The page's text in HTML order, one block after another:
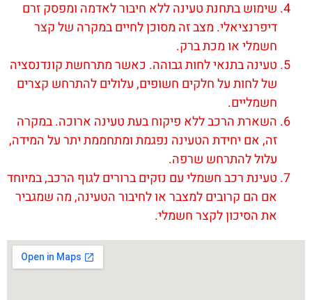
שימוש בתחנת טעינה ללא חיבור לאדמה ומפסק זרם
דיפרנציאלי. מצב זה מסוכן לחיים במקרה של קצר
חשמלי או מכת ברק.
טעינה בתנאי לחות גבוהה. כאשר מתרחשת קונדנסציה
של לחות על חלקים חשופים, עלולים להתרחש קצרים
חשמליים.
השארת הרכב ללא פיקוח בעת טעינה ארוכה. במקרה
זה, אם יחידת הטעינה נפגמת ומתחממת יתר על המידה,
עלול להתרחש שרפה.
טעינת רכב חשמלי עם נזקים ברורים לגוף הרכב, במיוחד
אם הם קרובים למצבר או לחיבור הטעינה, מה שמגביר
את הסיכון לקצר חשמלי.